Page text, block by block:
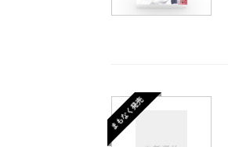
まもなく発売